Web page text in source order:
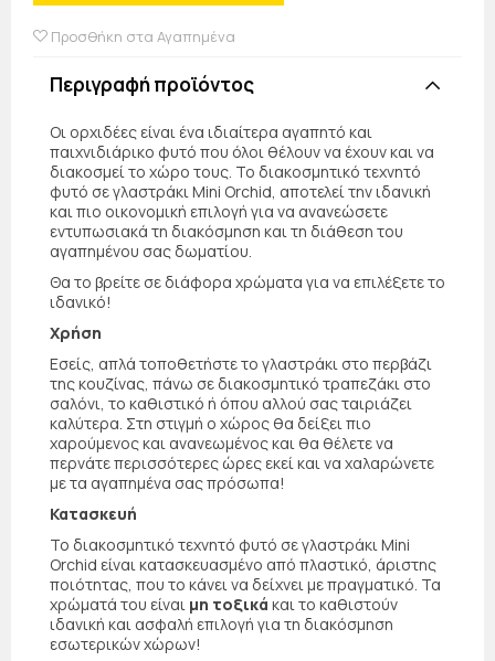
Προσθήκη στα Αγαπημένα
Περιγραφή προϊόντος
Οι ορχιδέες είναι ένα ιδιαίτερα αγαπητό και
παιχνιδιάρικο φυτό που όλοι θέλουν να έχουν και να
διακοσμεί το χώρο τους. Το διακοσμητικό τεχνητό
φυτό σε γλαστράκι Mini Orchid, αποτελεί την ιδανική
και πιο οικονομική επιλογή για να ανανεώσετε
εντυπωσιακά τη διακόσμηση και τη διάθεση του
αγαπημένου σας δωματίου.
Θα το βρείτε σε διάφορα χρώματα για να επιλέξετε το
ιδανικό!
Χρήση
Εσείς, απλά τοποθετήστε το γλαστράκι στο περβάζι
της κουζίνας, πάνω σε διακοσμητικό τραπεζάκι στο
σαλόνι, το καθιστικό ή όπου αλλού σας ταιριάζει
καλύτερα. Στη στιγμή ο χώρος θα δείξει πιο
χαρούμενος και ανανεωμένος και θα θέλετε να
περνάτε περισσότερες ώρες εκεί και να χαλαρώνετε
με τα αγαπημένα σας πρόσωπα!
Κατασκευή
Το διακοσμητικό τεχνητό φυτό σε γλαστράκι Mini
Orchid είναι κατασκευασμένο από πλαστικό, άριστης
ποιότητας, που το κάνει να δείχνει με πραγματικό. Τα
χρώματά του είναι μη τοξικά και το καθιστούν
ιδανική και ασφαλή επιλογή για τη διακόσμηση
εσωτερικών χώρων!